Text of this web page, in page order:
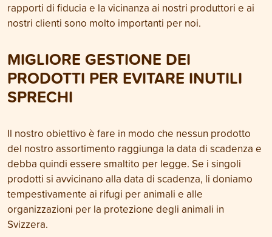
rapporti di fiducia e la vicinanza ai nostri produttori e ai
nostri clienti sono molto importanti per noi.
MIGLIORE GESTIONE DEI
PRODOTTI PER EVITARE INUTILI
SPRECHI
Il nostro obiettivo è fare in modo che nessun prodotto
del nostro assortimento raggiunga la data di scadenza e
debba quindi essere smaltito per legge. Se i singoli
prodotti si avvicinano alla data di scadenza, li doniamo
tempestivamente ai rifugi per animali e alle
organizzazioni per la protezione degli animali in
Svizzera.